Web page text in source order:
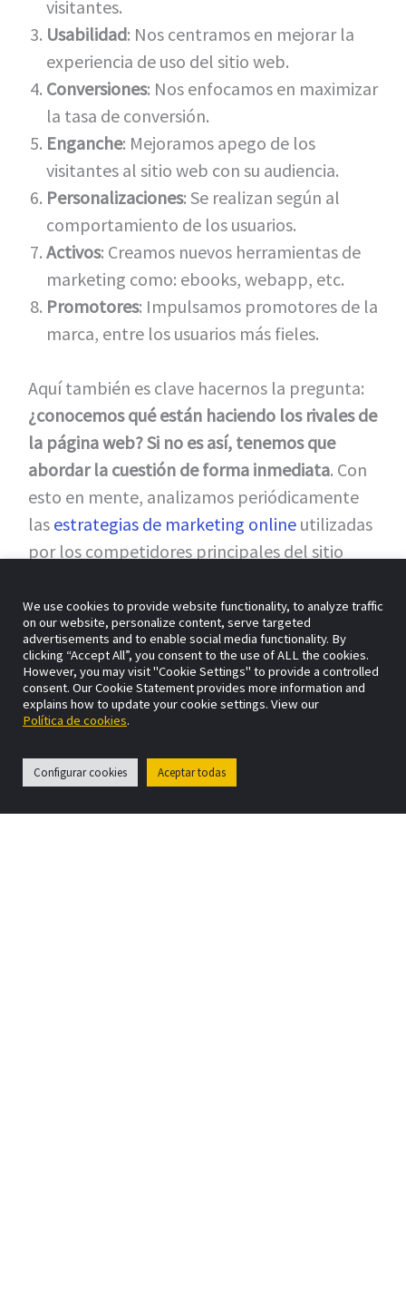
visitantes.
Usabilidad: Nos centramos en mejorar la
experiencia de uso del sitio web.
Conversiones: Nos enfocamos en maximizar
la tasa de conversión.
Enganche: Mejoramos apego de los
visitantes al sitio web con su audiencia.
Personalizaciones: Se realizan según al
comportamiento de los usuarios.
Activos: Creamos nuevos herramientas de
marketing como: ebooks, webapp, etc.
Promotores: Impulsamos promotores de la
marca, entre los usuarios más fieles.
Aquí también es clave hacernos la pregunta:
¿conocemos qué están haciendo los rivales de
la página web? Si no es así, tenemos que
abordar la cuestión de forma inmediata. Con
esto en mente, analizamos periódicamente
las estrategias de marketing onlineutilizadas
por los competidores principales del sitio
consecuencia.
Otro aspecto clave es tener en cuenta los
costes actuales del sitio web, los objetivos de
beneficio que se quieres alcanzar y en la
Conclusión
We use cookies to provide website functionality, to analyze traffic
on our website, personalize content, serve targeted
advertisements and to enable social media functionality. By
clicking “Accept All”, you consent to the use of ALL the cookies.
However, you may visit "Cookie Settings" to provide a controlled
consent. Our Cookie Statement provides more information and
explains how to update your cookie settings. View our
Política de cookies.
Configurar cookies Aceptar todas